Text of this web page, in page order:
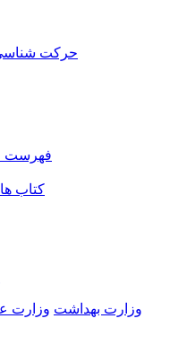
حرکت
فهرست
کتاب
وزارت بهداشت وزارت